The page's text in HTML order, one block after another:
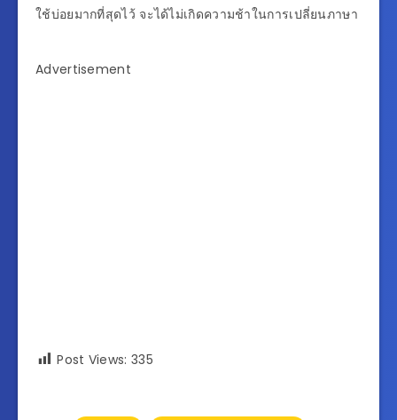
ใช้บ่อยมากที่สุดไว้ จะได้ไม่เกิดความช้าในการเปลี่ยนภาษา
Advertisement
Post Views: 335